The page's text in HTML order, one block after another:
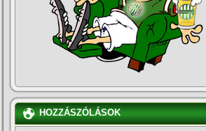
HOZZÁSZÓLÁSOK